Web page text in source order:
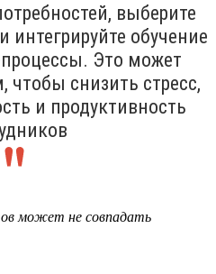
выберите
обучение
Это может
чтобы снизить стресс,
и продуктивность
может не совпадать